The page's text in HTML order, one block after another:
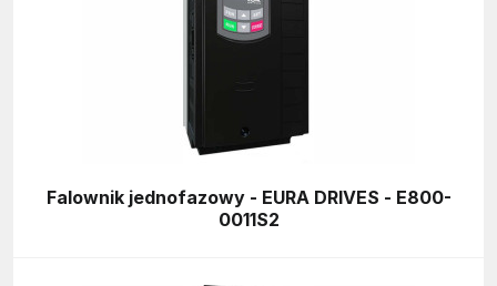
Falownik jednofazowy - EURA DRIVES - E800-
0011S2